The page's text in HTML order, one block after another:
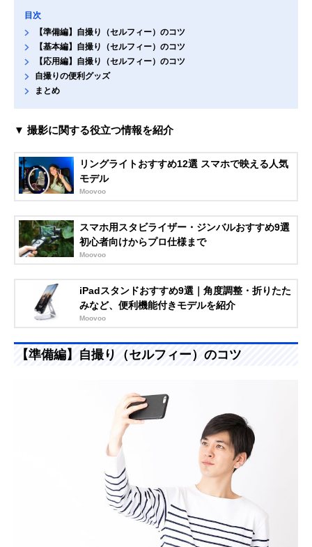
目次
【準備編】自撮り（セルフィー）のコツ
【基本編】自撮り（セルフィー）のコツ
【応用編】自撮り（セルフィー）のコツ
自撮りの便利グッズ
まとめ
▼ 撮影に関する役立つ情報を紹介
リングライトおすすめ12選 スマホで映える人気
モデル
Moovoo
スマホ用スタビライザー・ジンバルおすすめ9選
初心者向けからプロ仕様まで
Moovoo
iPadスタンドおすすめ9選｜角度調整・折りたた
みなど、便利機能付きモデルを紹介
Moovoo
【準備編】自撮り（セルフィー）のコツ